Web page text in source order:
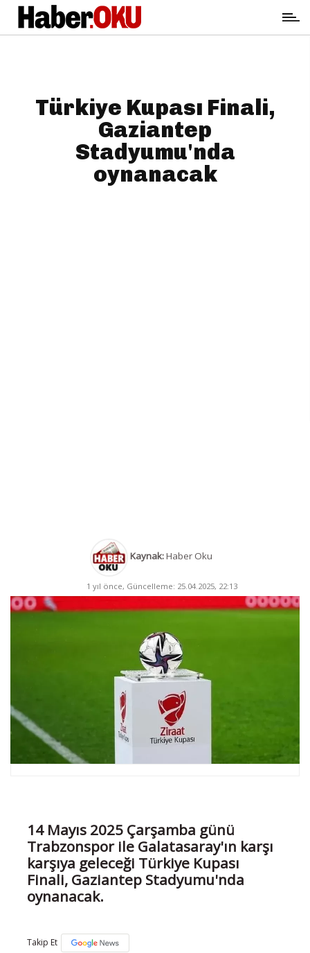
Türkiye Kupası Finali,
Gaziantep
Stadyumu'nda
oynanacak
Kaynak:Haber Oku
1 yıl önce, Güncelleme: 25.04.2025, 22:13
14 Mayıs 2025 Çarşamba günü
Trabzonspor ile Galatasaray'ın karşı
karşıya geleceği Türkiye Kupası
Finali, Gaziantep Stadyumu'nda
oynanacak.
Takip Et